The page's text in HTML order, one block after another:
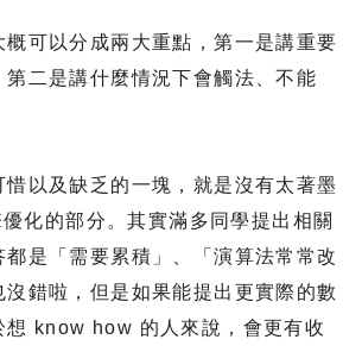
可以分成兩大重點，第一是講重要
二是講什麼情況下會觸法、不能
以及缺乏的一塊，就是沒有太著墨
化的部分。其實滿多同學提出相關
都是「需要累積」、「演算法常常改
錯啦，但是如果能提出更實際的數
想 know how 的人來說，會更有收